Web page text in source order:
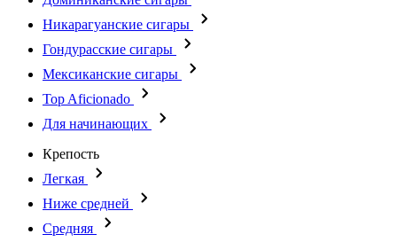
Никарагуанские сигары
Гондурасские сигары
Мексиканские сигары
Top Aficionado
Для начинающих
Крепость
Легкая
Ниже средней
Средняя